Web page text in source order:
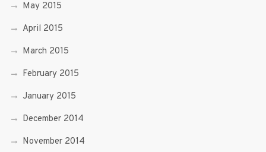
May 2015
April 2015
March 2015
February 2015
January 2015
December 2014
November 2014